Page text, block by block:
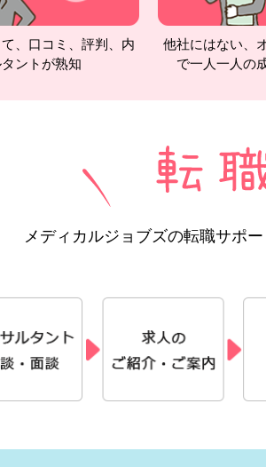
、口コミ、評判、内
ントが熟知
他社にはない、
で一人一人の
メディカルジョブズの転職サポ